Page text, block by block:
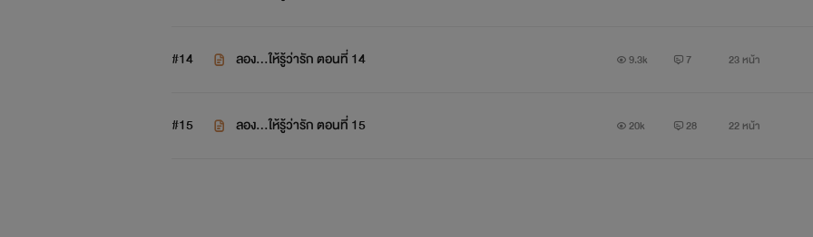
#14 ลอง...ให้รู้ว่ารัก ตอนที่ 14 9.3k 7 23 หน้า
#15 ลอง...ให้รู้ว่ารัก ตอนที่ 15 20k 28 22 หน้า